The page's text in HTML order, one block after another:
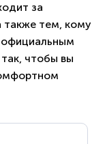
за
также тем, кому
чтобы вы